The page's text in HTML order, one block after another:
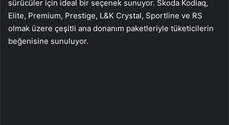
sürücüler için ideal bir seçenek sunuyor. Skoda Kodiaq,
Elite, Premium, Prestige, L&K Crystal, Sportline ve RS
olmak üzere çeşitli ana donanım paketleriyle tüketicilerin
beğenisine sunuluyor.